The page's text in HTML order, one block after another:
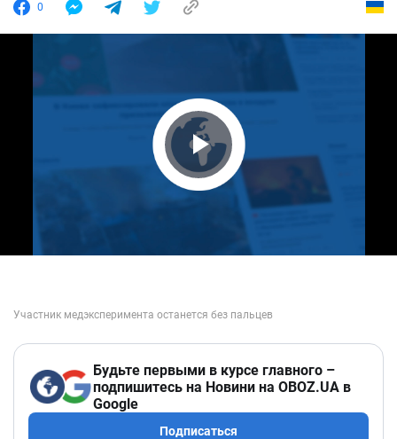
0
Play Video
Будьте первыми в курсе главного –
подпишитесь на Новини на OBOZ.UA в
Google
Подписаться